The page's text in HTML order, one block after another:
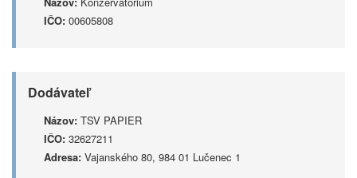
IČO: 00605808
Dodávateľ
Názov: TSV PAPIER
IČO: 32627211
Adresa: Vajanského 80, 984 01 Lučenec 1